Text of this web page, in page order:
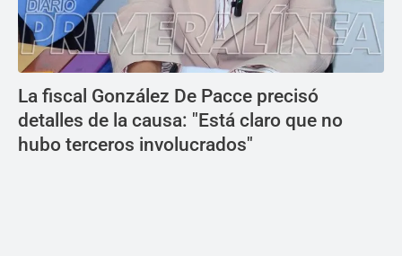
La fiscal González De Pacce precisó
detalles de la causa: "Está claro que no
hubo terceros involucrados"